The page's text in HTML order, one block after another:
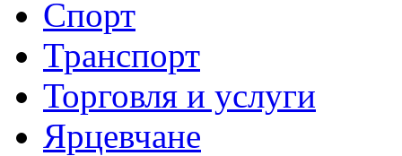
Спорт
Транспорт
Торговля и услуги
Ярцевчане